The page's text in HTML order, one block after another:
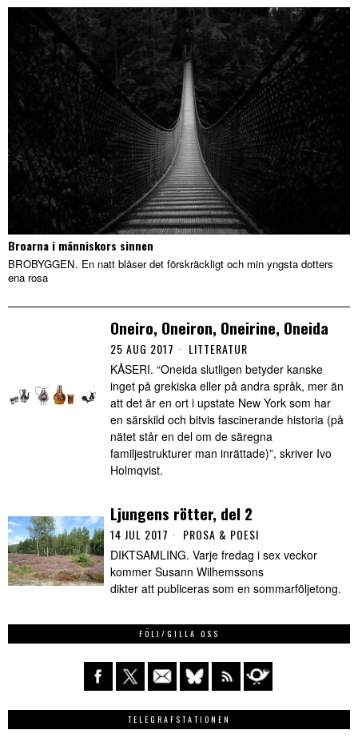
Broarna i människors sinnen
BROBYGGEN. En natt blåser det förskräckligt och min yngsta dotters
ena rosa
Oneiro, Oneiron, Oneirine, Oneida
25 AUG 2017 LITTERATUR
KÅSERI. “Oneida slutligen betyder kanske
inget på grekiska eller på andra språk, mer än
att det är en ort i upstate New York som har
en särskild och bitvis fascinerande historia (på
nätet står en del om de säregna
familjestrukturer man inrättade)”, skriver Ivo
Holmqvist.
Ljungens rötter, del 2
14 JUL 2017 PROSA & POESI
DIKTSAMLING. Varje fredag i sex veckor
kommer Susann Wilhemssons
dikter att publiceras som en sommarföljetong.
FÖLJ/GILLA OSS
TELEGRAFSTATIONEN